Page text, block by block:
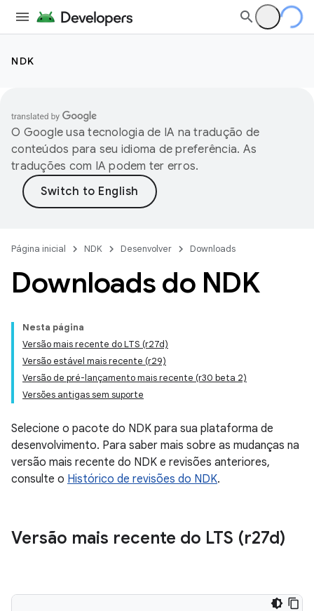
NDK
O Google usa tecnologia de IA na tradução de
conteúdos para seu idioma de preferência. As
traduções com IA podem ter erros.
Página inicial NDK Desenvolver Downloads
Downloads do NDK
Nesta página
Versão mais recente do LTS (r27d)
Versão estável mais recente (r29)
Versão de pré-lançamento mais recente (r30 beta 2)
Versões antigas sem suporte
Selecione o pacote do NDK para sua plataforma de
desenvolvimento. Para saber mais sobre as mudanças na
versão mais recente do NDK e revisões anteriores,
consulte o Histórico de revisões do NDK.
Versão mais recente do LTS (r27d)